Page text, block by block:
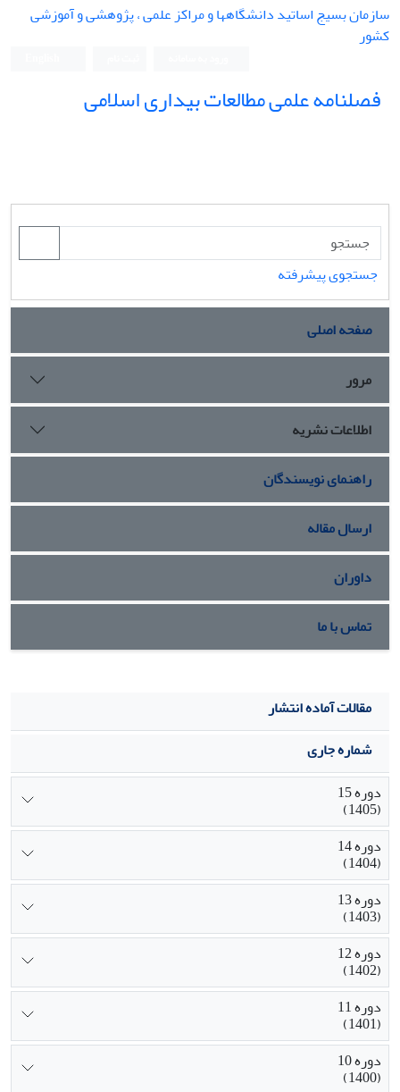
سازمان بسیج اساتید دانشگاهها و مراکز علمی ، پژوهشی و آموزشی
کشور
فصلنامه علمی مطالعات بیداری اسلامی
جستجوی پیشرفته
صفحه اصلی
مرور
اطلاعات نشریه
راهنمای نویسندگان
ارسال مقاله
داوران
تماس با ما
مقالات آماده انتشار
شماره جاری
دوره 15
(1405)
دوره 14
(1404)
دوره 13
(1403)
دوره 12
(1402)
دوره 11
(1401)
دوره 10
(1400)